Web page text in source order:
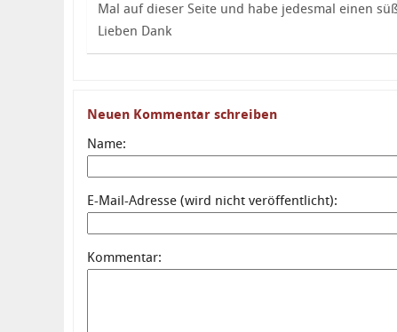
Mal auf dieser Seite und habe jedesmal einen
Lieben Dank
Neuen Kommentar schreiben
Name:
E-Mail-Adresse (wird nicht veröffentlicht):
Kommentar: